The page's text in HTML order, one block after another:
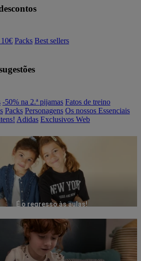
Packs Best sellers
-50% na 2.ª pijamas Fatos de treino
Packs Personagens Os nossos Essenciais
Adidas Exclusivos Web
É o regresso às aulas!